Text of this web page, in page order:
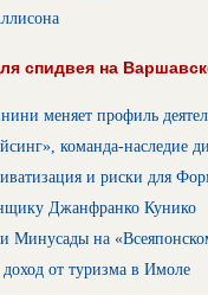
спидвея на
меняет профиль
команда-наследие
и риски для
Джанфранко Кунико
Минусады на
от туризма в Имоле